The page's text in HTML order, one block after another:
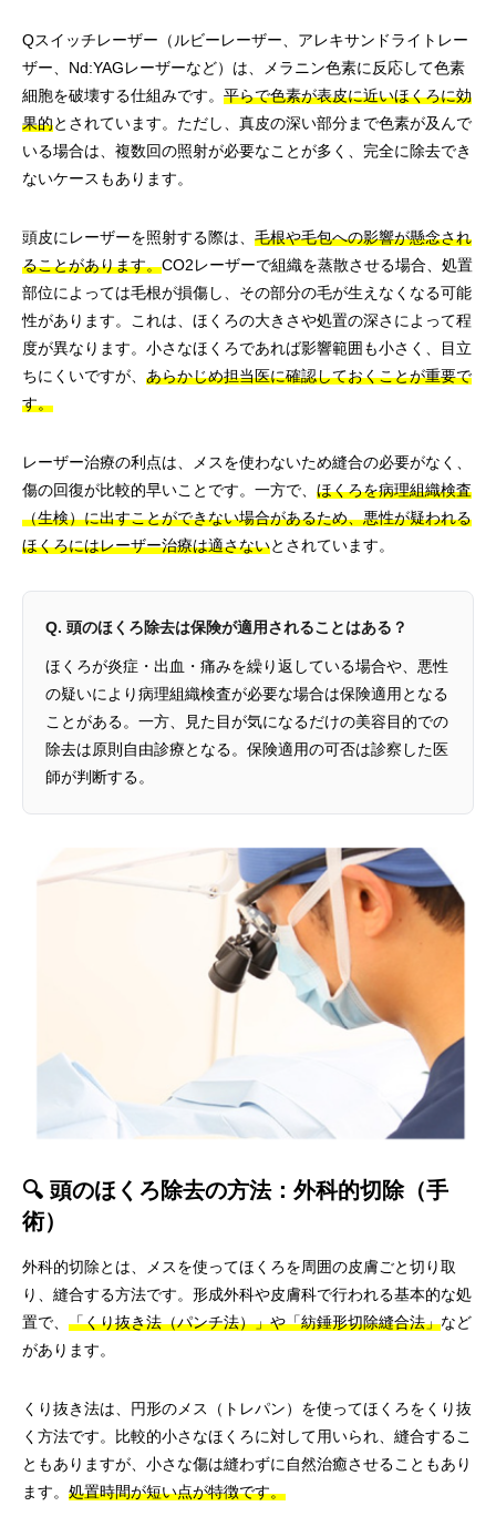
Qスイッチレーザー（ルビーレーザー、アレキサンドライトレー
ザー、Nd:YAGレーザーなど）は、メラニン色素に反応して色素
細胞を破壊する仕組みです。 平らで色素が表皮に近いほくろに効
果的とされています。ただし、真皮の深い部分まで色素が及んで
いる場合は、複数回の照射が必要なことが多く、完全に除去でき
ないケースもあります。
頭皮にレーザーを照射する際は、 毛根や毛包への影響が懸念され
ることがあります。CO2レーザーで組織を蒸散させる場合、処置
部位によっては毛根が損傷し、その部分の毛が生えなくなる可能
性があります。これは、ほくろの大きさや処置の深さによって程
度が異なります。小さなほくろであれば影響範囲も小さく、目立
ちにくいですが、 あらかじめ担当医に確認しておくことが重要で
す。
レーザー治療の利点は、メスを使わないため縫合の必要がなく、
傷の回復が比較的早いことです。一方で、 ほくろを病理組織検査
（生検）に出すことができない場合があるため、悪性が疑われる
ほくろにはレーザー治療は適さないとされています。
Q. 頭のほくろ除去は保険が適用されることはある？
ほくろが炎症・出血・痛みを繰り返している場合や、悪性
の疑いにより病理組織検査が必要な場合は保険適用となる
ことがある。一方、見た目が気になるだけの美容目的での
除去は原則自由診療となる。保険適用の可否は診察した医
師が判断する。
🔍 頭のほくろ除去の方法：外科的切除（手
術）
外科的切除とは、メスを使ってほくろを周囲の皮膚ごと切り取
り、縫合する方法です。形成外科や皮膚科で行われる基本的な処
置で、 「くり抜き法（パンチ法）」や「紡錘形切除縫合法」など
があります。
くり抜き法は、円形のメス（トレパン）を使ってほくろをくり抜
く方法です。比較的小さなほくろに対して用いられ、縫合するこ
ともありますが、小さな傷は縫わずに自然治癒させることもあり
ます。 処置時間が短い点が特徴です。